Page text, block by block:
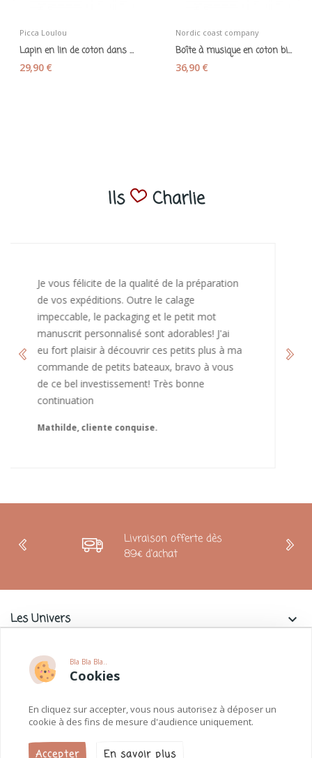
Bla Bla Bla..
Cookies
En cliquez sur accepter, vous nous autorisez à déposer un
cookie à des fins de mesure d'audience uniquement.
Accepter En savoir plus
Picca Loulou
Lapin en lin de coton dans son joli coffret
29,90 €
Nordic coast company
Boîte à musique en coton bio "Etoile"
36,90 €
Ils Charlie
J’ai adoré ouvrir ce paquet votre message est
bienveillant et fait plaisir. Je ne manquerai pas
de recommandé chez vous. Bonne
continuation et merci à vous.
Caroline
Livraison offerte dès
89€ d'achat
Les Univers
keyboard_arrow_down
Charlie & La Petite Souris
Informations
Paiements